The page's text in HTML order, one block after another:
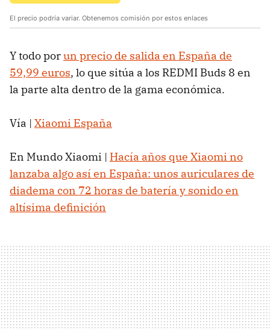
El precio podría variar. Obtenemos comisión por estos enlaces
Y todo porun precio de salida en España de
59,99 euros, lo que sitúa a los REDMI Buds 8 en
la parte alta dentro de la gama económica.
Vía | Xiaomi España
En Mundo Xiaomi | Hacía años que Xiaomi no
lanzaba algo así en España: unos auriculares de
diadema con 72 horas de batería y sonido en
altísima definición